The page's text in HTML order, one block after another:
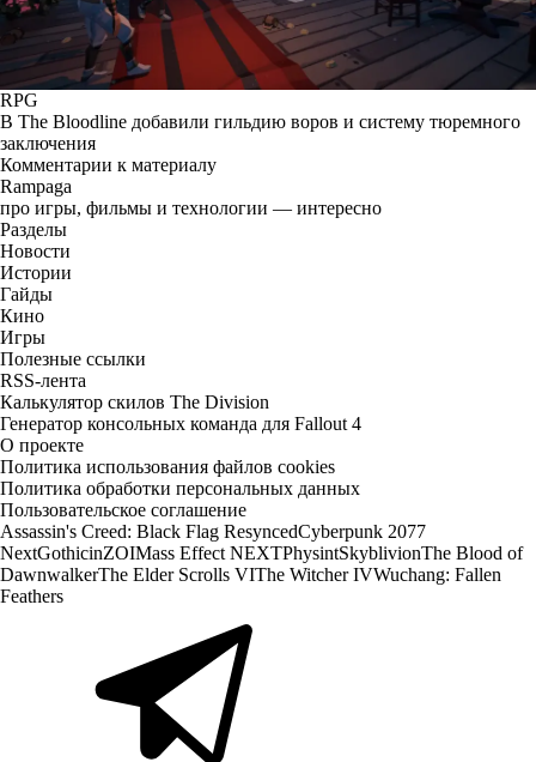
RPG
В The Bloodline добавили гильдию воров и систему тюремного
заключения
Комментарии к материалу
Rampaga
про игры, фильмы и технологии — интересно
Разделы
Новости
Истории
Гайды
Кино
Игры
Полезные ссылки
RSS-лента
Калькулятор скилов The Division
Генератор консольных команда для Fallout 4
О проекте
Политика использования файлов cookies
Политика обработки персональных данных
Пользовательское соглашение
Assassin's Creed: Black Flag ResyncedCyberpunk 2077
NextGothicinZOIMass Effect NEXTPhysintSkyblivionThe Blood of
DawnwalkerThe Elder Scrolls VIThe Witcher IVWuchang: Fallen
Feathers